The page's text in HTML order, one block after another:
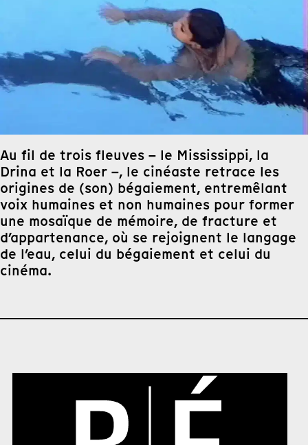
Au fil de trois fleuves – le Mississippi, la
Drina et la Roer –, le cinéaste retrace les
origines de (son) bégaiement, entremêlant
voix humaines et non humaines pour former
une mosaïque de mémoire, de fracture et
d’appartenance, où se rejoignent le langage
de l’eau, celui du bégaiement et celui du
cinéma.